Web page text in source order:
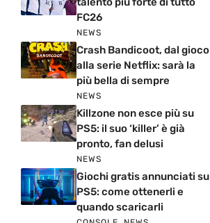
FC26
NEWS
Crash Bandicoot, dal gioco
alla serie Netflix: sarà la
più bella di sempre
NEWS
Killzone non esce più su
PS5: il suo ‘killer’ è già
pronto, fan delusi
NEWS
Giochi gratis annunciati su
PS5: come ottenerli e
quando scaricarli